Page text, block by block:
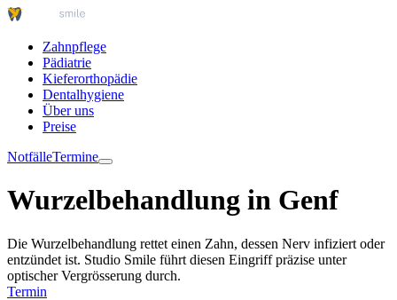
Zahnpflege
Pädiatrie
Kieferorthopädie
Dentalhygiene
Über uns
Preise
NotfälleTermine
Wurzelbehandlung in Genf
Die Wurzelbehandlung rettet einen Zahn, dessen Nerv infiziert oder
entzündet ist. Studio Smile führt diesen Eingriff präzise unter
optischer Vergrösserung durch.
Termin